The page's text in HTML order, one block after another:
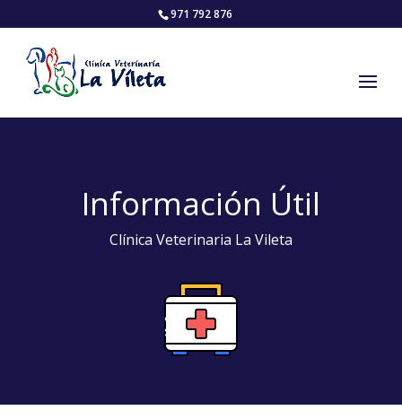
971 792 876
Información Útil
Clínica Veterinaria La Vileta